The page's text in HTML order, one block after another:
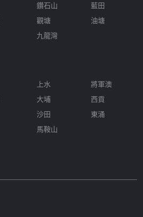
鑽石山
觀塘
九龍灣
藍田
油塘
上水
大埔
沙田
馬鞍山
將軍澳
西貢
東涌